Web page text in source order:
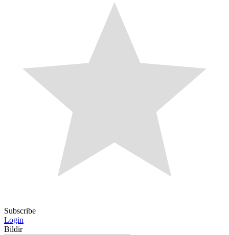
Subscribe
Login
Bildir